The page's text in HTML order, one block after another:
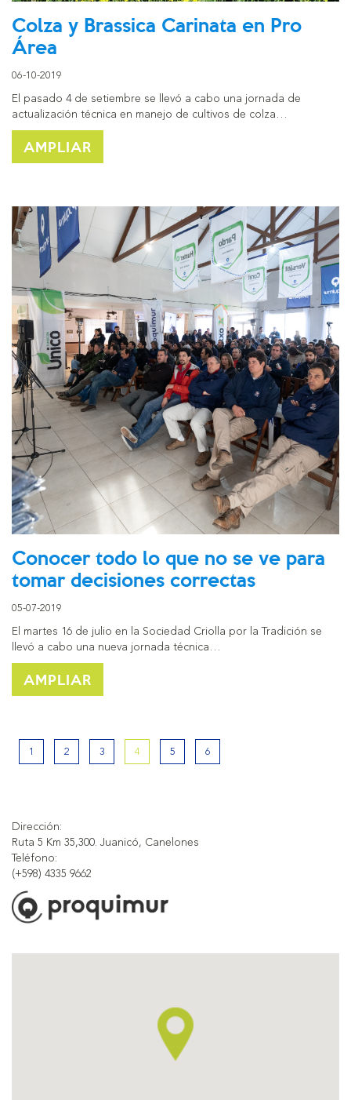
Colza y Brassica Carinata en Pro
Área
06-10-2019
El pasado 4 de setiembre se llevó a cabo una jornada de
actualización técnica en manejo de cultivos de colza…
AMPLIAR
Conocer todo lo que no se ve para
tomar decisiones correctas
05-07-2019
El martes 16 de julio en la Sociedad Criolla por la Tradición se
llevó a cabo una nueva jornada técnica…
AMPLIAR
1 2 3 4 5 6
Dirección:
Ruta 5 Km 35,300. Juanicó, Canelones
Teléfono:
(+598) 4335 9662